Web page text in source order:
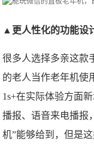
▲更人性化的功能设
很多人选择多亲这款
的老人当作老年机使
1s+在实际体验方面
播报、语音来电播报
机”能够给到，但是